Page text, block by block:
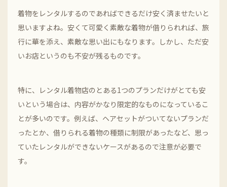
着物をレンタルするのであればできるだけ安く済ませたいと
思いますよね。安くて可愛く素敵な着物が借りられれば、旅
行に華を添え、素敵な思い出にもなります。しかし、ただ安
いお店というのも不安が残るものです。
特に、レンタル着物店のとある1つのプランだけがとても安
いという場合は、内容がかなり限定的なものになっているこ
とが多いのです。例えば、ヘアセットがついてないプランだ
ったとか、借りられる着物の種類に制限があったなど、思っ
ていたレンタルができないケースがあるので注意が必要で
す。